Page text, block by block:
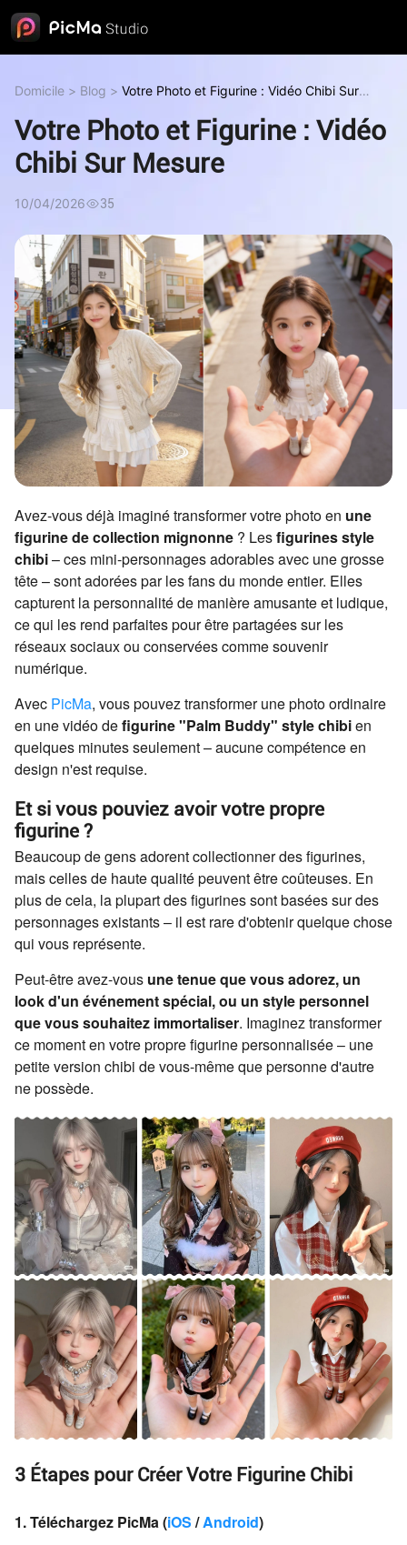
Domicile > Blog > Votre Photo et Figurine : Vidéo Chibi Sur
Votre Photo et Figurine : Vidéo
Chibi Sur Mesure
10/04/2026 35
Avez-vous déjà imaginé transformer votre photo en une
figurine de collection mignonne ? Lesfigurines style
chibi– ces mini-personnages adorables avec une grosse
tête – sont adorées par les fans du monde entier. Elles
capturent la personnalité de manière amusante et ludique,
ce qui les rend parfaites pour être partagées sur les
réseaux sociaux ou conservées comme souvenir
numérique.
Avec PicMa, vous pouvez transformer une photo ordinaire
en une vidéo defigurine "Palm Buddy" style chibien
quelques minutes seulement – aucune compétence en
design n'est requise.
Et si vous pouviez avoir votre propre
figurine ?
Beaucoup de gens adorent collectionner des figurines,
mais celles de haute qualité peuvent être coûteuses. En
plus de cela, la plupart des figurines sont basées sur des
personnages existants – il est rare d'obtenir quelque chose
qui vous représente.
Peut-être avez-vous une tenue que vous adorez, un
look d'un événement spécial, ou un style personnel
que vous souhaitez immortaliser. Imaginez transformer
ce moment en votre propre figurine personnalisée – une
petite version chibi de vous-même que personne d'autre
ne possède.
3 Étapes pour Créer Votre Figurine Chibi
1. Téléchargez PicMa (iOS /Android)